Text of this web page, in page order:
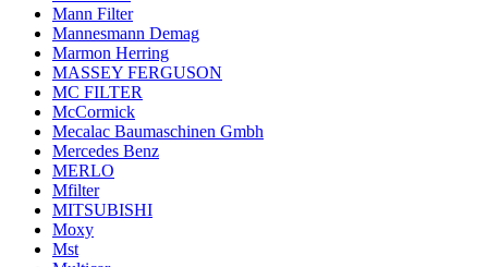
Mann Filter
Mannesmann Demag
Marmon Herring
MASSEY FERGUSON
MC FILTER
McCormick
Mecalac Baumaschinen Gmbh
Mercedes Benz
MERLO
Mfilter
MITSUBISHI
Moxy
Mst